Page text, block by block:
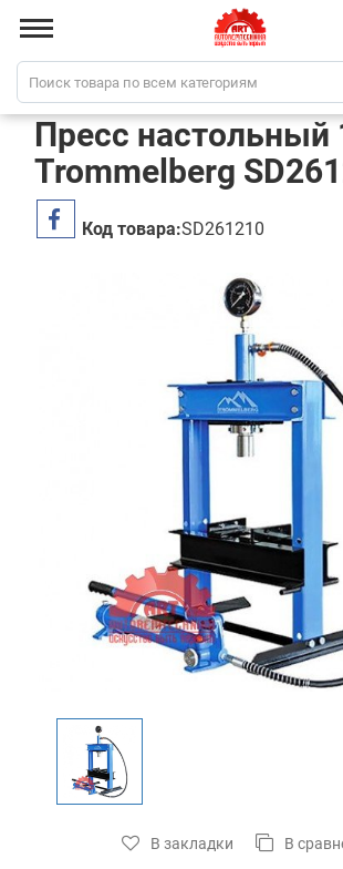
Пресс настольный
Trommelberg
Код товара:SD261210
В закладки В